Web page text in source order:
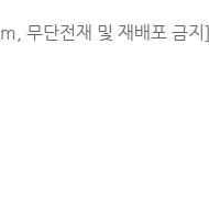
무단전재 및 재배포 금지]